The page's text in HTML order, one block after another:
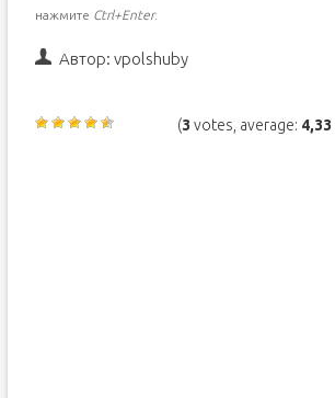
нажмите Ctrl+Enter.
Автор: vpolshuby
(3 votes, average: 4,33